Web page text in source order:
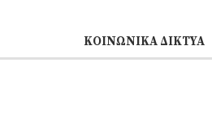
ΚΟΙΝΩΝΙΚΆ ΔΊΚΤΥΑ